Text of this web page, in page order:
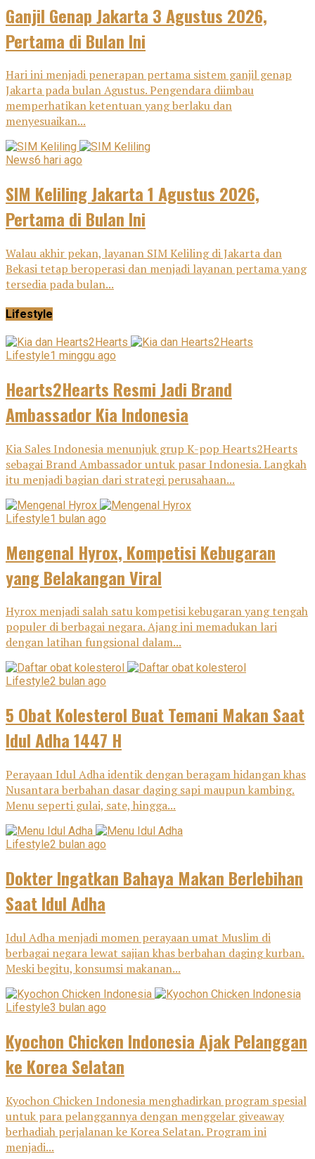
Ganjil Genap Jakarta 3 Agustus 2026,
Pertama di Bulan Ini
Hari ini menjadi penerapan pertama sistem ganjil genap
Jakarta pada bulan Agustus. Pengendara diimbau
memperhatikan ketentuan yang berlaku dan
menyesuaikan...
News6 hari ago
SIM Keliling Jakarta 1 Agustus 2026,
Pertama di Bulan Ini
Walau akhir pekan, layanan SIM Keliling di Jakarta dan
Bekasi tetap beroperasi dan menjadi layanan pertama yang
tersedia pada bulan...
Lifestyle
Lifestyle1 minggu ago
Hearts2Hearts Resmi Jadi Brand
Ambassador Kia Indonesia
Kia Sales Indonesia menunjuk grup K-pop Hearts2Hearts
sebagai Brand Ambassador untuk pasar Indonesia. Langkah
itu menjadi bagian dari strategi perusahaan...
Lifestyle1 bulan ago
Mengenal Hyrox, Kompetisi Kebugaran
yang Belakangan Viral
Hyrox menjadi salah satu kompetisi kebugaran yang tengah
populer di berbagai negara. Ajang ini memadukan lari
dengan latihan fungsional dalam...
Lifestyle2 bulan ago
5 Obat Kolesterol Buat Temani Makan Saat
Idul Adha 1447 H
Perayaan Idul Adha identik dengan beragam hidangan khas
Nusantara berbahan dasar daging sapi maupun kambing.
Menu seperti gulai, sate, hingga...
Lifestyle2 bulan ago
Dokter Ingatkan Bahaya Makan Berlebihan
Saat Idul Adha
Idul Adha menjadi momen perayaan umat Muslim di
berbagai negara lewat sajian khas berbahan daging kurban.
Meski begitu, konsumsi makanan...
Lifestyle3 bulan ago
Kyochon Chicken Indonesia Ajak Pelanggan
ke Korea Selatan
Kyochon Chicken Indonesia menghadirkan program spesial
untuk para pelanggannya dengan menggelar giveaway
berhadiah perjalanan ke Korea Selatan. Program ini
menjadi...